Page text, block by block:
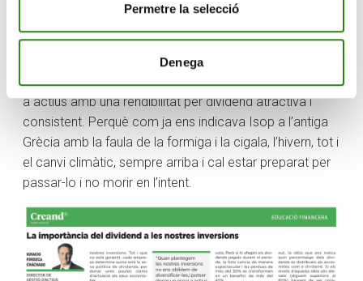
Permetre la selecció
Denega
més estable el dividend pagat fins i tot en moments de
moderació dels seus beneficis.
En definitiva, quan plantegem les nostres inversions no
ens oblidem de diversificar-les, i potser donar un espai
a actius amb una rendibilitat per dividend atractiva i
consistent. Perquè com ja ens indicava Isop a l’antiga
Grècia amb la faula de la formiga i la cigala, l’hivern, tot i
el canvi climàtic, sempre arriba i cal estar preparat per
passar-lo i no morir en l’intent.